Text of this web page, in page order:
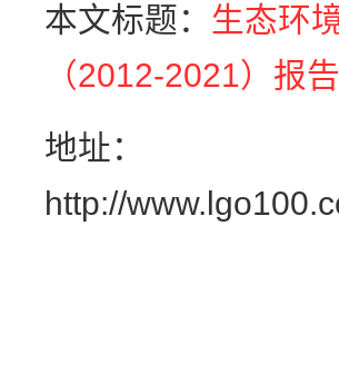
本文标题： 生态环
（2012-2021）报告
地址：
http://